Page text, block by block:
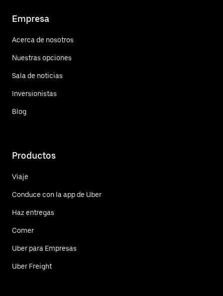
Empresa
Acerca de nosotros
Nuestras opciones
Sala de noticias
Inversionistas
Blog
Productos
Viaje
Conduce con la app de Uber
Haz entregas
Comer
Uber para Empresas
Uber Freight